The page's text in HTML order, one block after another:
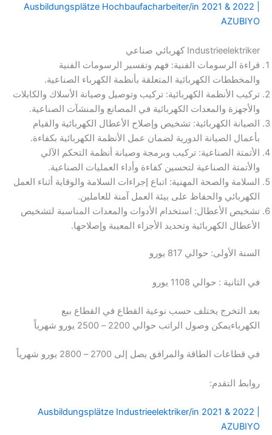
Ausbildungsplätze Hochbaufacharbeiter/in 2021 & 2022 |
AZUBIYO
In­dus­trie­elek­tri­ker كهربائي صناعي
قراءة الرسومات الفنية: فهم وتفسير الرسومات الفنية
والمخططات الكهربائية المتعلقة بأنظمة الكهرباء الصناعية.
تركيب الأنظمة الكهربائية: تركيب وتوصيل وصيانة الأسلاك والكابلات
والأجهزة والمعدات الكهربائية في المصانع والمنشآت الصناعية.
الصيانة الكهربائية: تشخيص وإصلاح الأعطال الكهربائية والقيام
بأعمال الصيانة الدورية لضمان عمل الأنظمة الكهربائية بكفاءة.
الأتمتة الصناعية: تركيب وبرمجة وصيانة أنظمة التحكم الآلي
والأتمتة الصناعية لتحسين كفاءة وأداء العمليات الصناعية.
السلامة والصحة المهنية: اتباع إجراءات السلامة والوقاية أثناء العمل
الكهربائي والحفاظ على بيئة العمل آمنة للعاملين.
تشخيص الأعطال: استخدام الأدوات والمعدات المناسبة لتشخيص
الأعطال الكهربائية وتحديد الأجزاء المعيبة وإصلاحها.
السنة الأولى: حوالي 817 يورو
في الثانية : حوالي 1108 يورو
بعد التخرج يختلف حسب نوعية القطاع في القطاع بيع
الكهرباءيمكن وصول الراتب حوالي 2200 – 2500 يورو شهرياً
في قطاعات الطاقة والمرافق يصل إلى 2700 – 2800 يورو شهرياً
روابط التقدم:
Ausbildungsplätze Industrieelektriker/in 2021 & 2022 |
AZUBIYO